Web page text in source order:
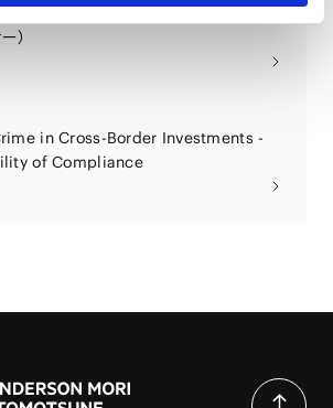
いて（AMT主催「電力自由化への実
）
in Cross-Border Investments -
of Compliance